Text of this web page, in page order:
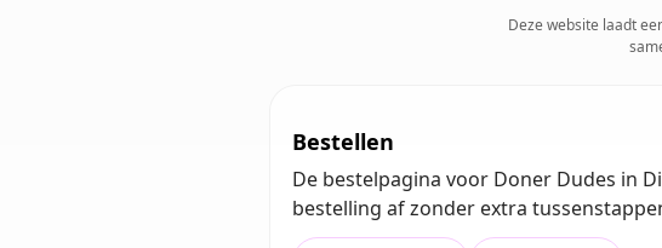
Deze website laadt
Bestellen
De bestelpagina voor Doner Dudes in
bestelling af zonder extra